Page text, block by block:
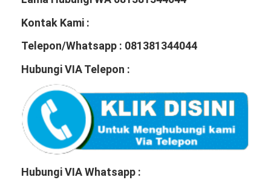
Kontak Kami :
Telepon/Whatsapp : 081381344044
Hubungi VIA Telepon :
Hubungi VIA Whatsapp :